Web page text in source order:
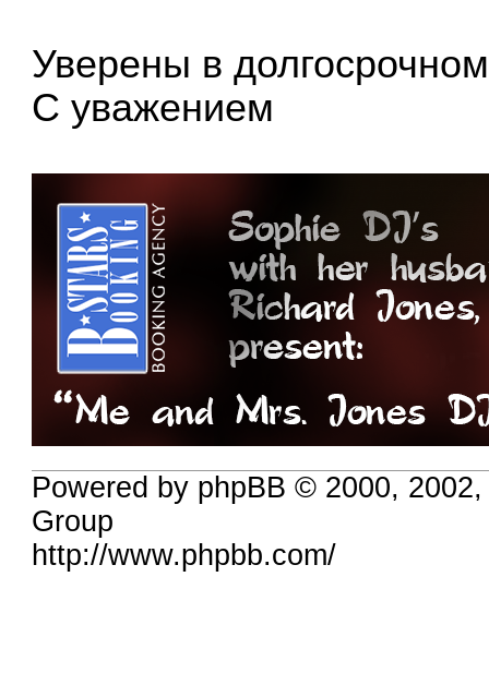
Уверены в
С уважением
Powered by phpBB © 2000,
Group
http://www.phpbb.com/